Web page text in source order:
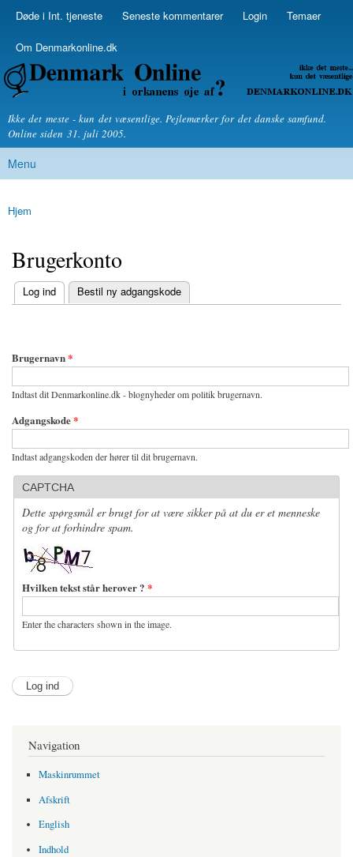
Skip to
Secondary menu
Døde i Int. tjeneste Seneste kommentarer Login Temaer
Om Denmarkonline.dk
Denmarkonline.dk - blognyheder om politik
Ikke det meste - kun det væsentlige. Pejlemærker for det danske samfund.
Online siden 31. juli 2005.
Main menu
Menu
You are here
Hjem
Brugerkonto
Primary tabs
Log ind
(active tab) Bestil ny adgangskode
Brugernavn*
Indtast dit Denmarkonline.dk - blognyheder om politik brugernavn.
Adgangskode*
Indtast adgangskoden der hører til dit brugernavn.
CAPTCHA
Dette spørgsmål er brugt for at være sikker på at du er et menneske
og for at forhindre spam.
Hvilken tekst står herover ? *
Enter the characters shown in the image.
Navigation
Maskinrummet
Afskrift
English
Indhold